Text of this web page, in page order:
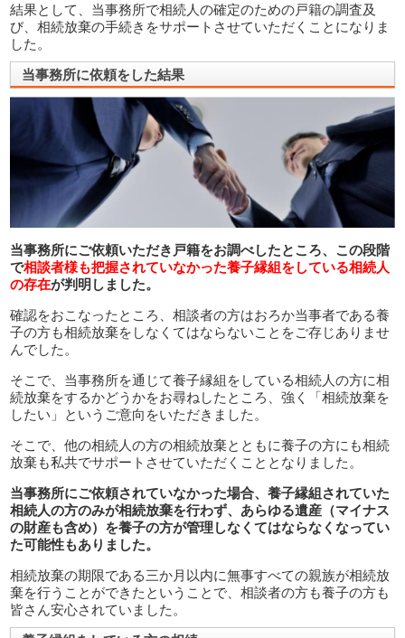
結果として、当事務所で相続人の確定のための戸籍の調査及
び、相続放棄の手続きをサポートさせていただくことになりま
した。
当事務所に依頼をした結果
当事務所にご依頼いただき戸籍をお調べしたところ、この段階
で相談者様も把握されていなかった養子縁組をしている相続人
の存在が判明しました。
確認をおこなったところ、相談者の方はおろか当事者である養
子の方も相続放棄をしなくてはならないことをご存じありませ
んでした。
そこで、当事務所を通じて養子縁組をしている相続人の方に相
続放棄をするかどうかをお尋ねしたところ、強く「相続放棄を
したい」というご意向をいただきました。
そこで、他の相続人の方の相続放棄とともに養子の方にも相続
放棄も私共でサポートさせていただくこととなりました。
当事務所にご依頼されていなかった場合、養子縁組されていた
相続人の方のみが相続放棄を行わず、あらゆる遺産（マイナス
の財産も含め）を養子の方が管理しなくてはならなくなってい
た可能性もありました。
相続放棄の期限である三か月以内に無事すべての親族が相続放
棄を行うことができたということで、相談者の方も養子の方も
皆さん安心されていました。